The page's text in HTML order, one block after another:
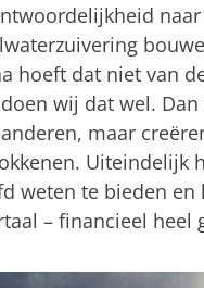
hoeft dat niet van
wij dat wel.
maar
Uiteindelijk
weten te bieden en
– financieel heel